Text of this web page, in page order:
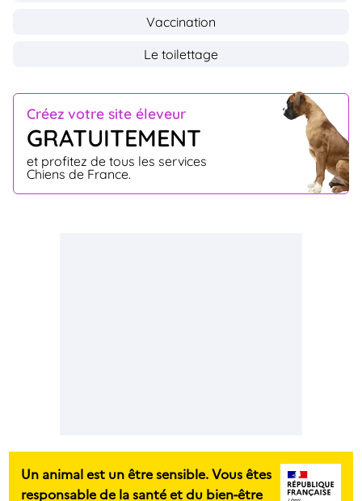
Créez votre site éleveur
GRATUITEMENT
et profitez de tous les services
Chiens de France.
Vaccination
Le toilettage
Un animal est un être sensible. Vous êtes
responsable de la santé et du bien-être